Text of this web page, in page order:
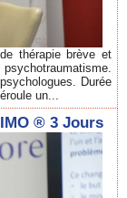
thérapie brève et
Durée
un...
® 3 Jours